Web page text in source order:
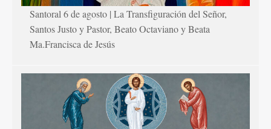
Santoral 6 de agosto | La Transfiguración del Señor,
Santos Justo y Pastor, Beato Octaviano y Beata
Ma.Francisca de Jesús